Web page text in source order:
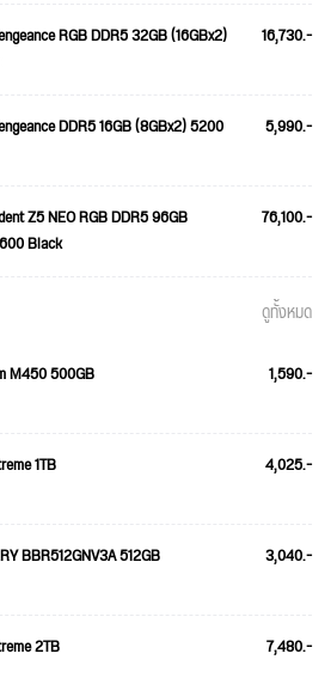
RGB DDR5 32GB (16GBx2)
16,730.-
DDR5 16GB (8GBx2) 5200
5,990.-
Z5 NEO RGB DDR5 96GB
Black
76,100.-
ดูทั้งหมด
M450 500GB 1,590.-
1TB 4,025.-
BBR512GNV3A 512GB 3,040.-
2TB 7,480.-